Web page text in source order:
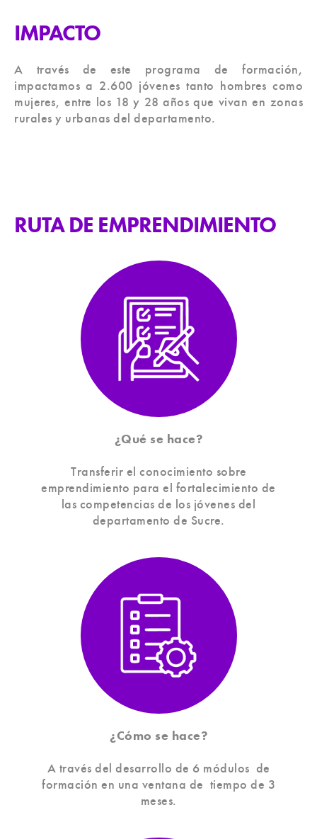
IMPACTO
A través de este programa de formación,
impactamos a 2.600 jóvenes tanto hombres como
mujeres, entre los 18 y 28 años que vivan en zonas
rurales y urbanas del departamento.
RUTA DE EMPRENDIMIENTO
¿Qué se hace?
Transferir el conocimiento sobre
emprendimiento para el fortalecimiento de
las competencias de los jóvenes del
departamento de Sucre.
¿Cómo se hace?
A través del desarrollo de 6 módulos de
formación en una ventana de tiempo de 3
meses.